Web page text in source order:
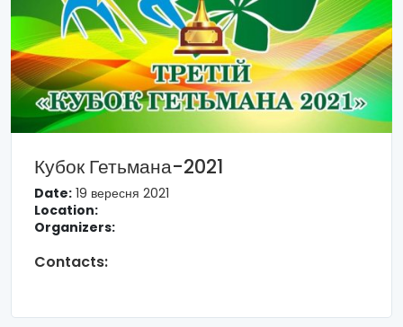
Кубок Гетьмана-2021
Date: 19 вересня 2021
Location:
Organizers:
Contacts: